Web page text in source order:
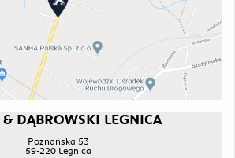
& DĄBROWSKI LEGNICA
Poznańska 53
59-220 Legnica